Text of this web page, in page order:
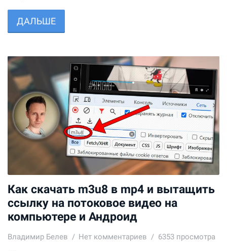
ДАЛЬШЕ
Как скачать m3u8 в mp4 и вытащить
ссылку на потоковое видео на
компьютере и Андроид
Владимир Белев Нет комментариев 6353 просмотра